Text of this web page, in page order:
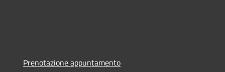
Prenotazione appuntamento